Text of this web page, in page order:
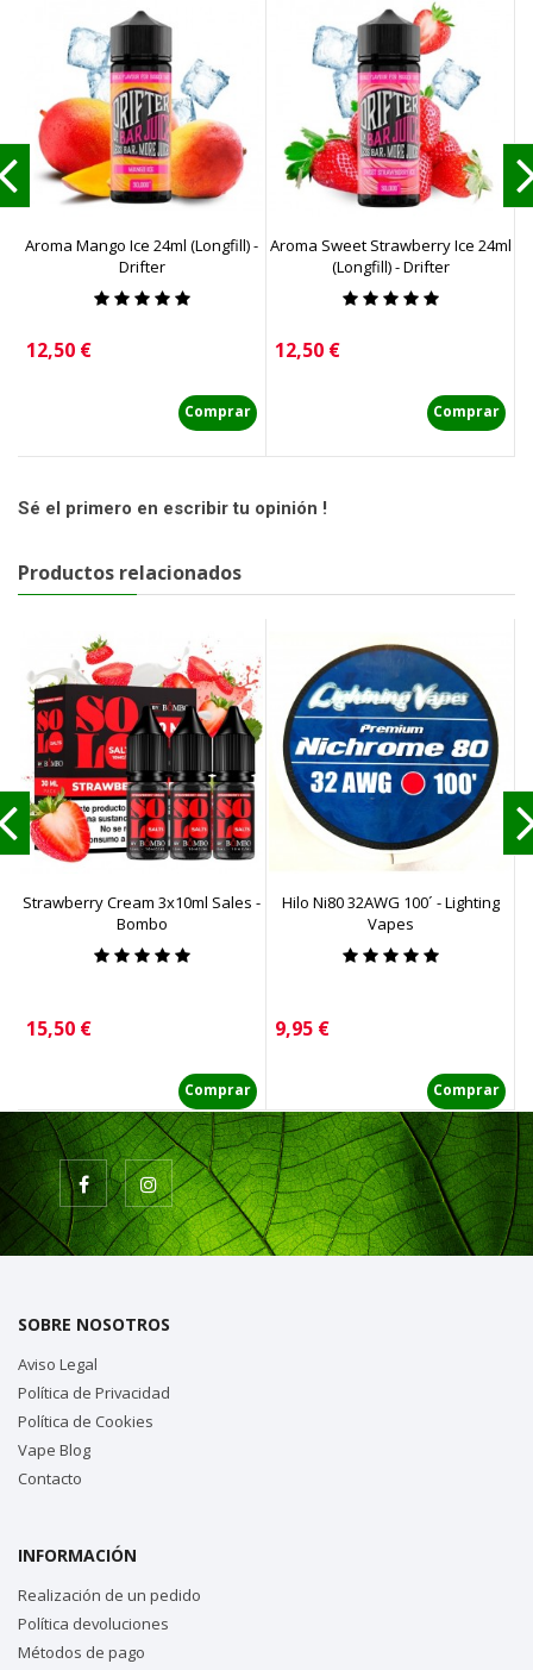
Aroma Mango Ice 24ml (Longfill) -
Drifter
Precio
12,50 €
Comprar
Aroma Sweet Strawberry Ice 24ml
(Longfill) - Drifter
Precio
12,50 €
Comprar
Sé el primero en escribir tu opinión !
Productos relacionados
Strawberry Cream 3x10ml Sales -
Bombo
Precio
15,50 €
Comprar
Hilo Ni80 32AWG 100´ - Lighting
Vapes
Precio
9,95 €
Comprar
SOBRE NOSOTROS
Aviso Legal
Política de Privacidad
Política de Cookies
Vape Blog
Contacto
INFORMACIÓN
Realización de un pedido
Política devoluciones
Métodos de pago